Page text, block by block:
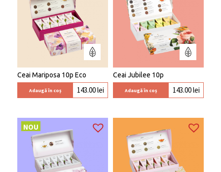
Ceai Mariposa 10p Eco
Adaugă în coș 143.00lei
Ceai Jubilee 10p
Adaugă în coș 143.00lei
NOU